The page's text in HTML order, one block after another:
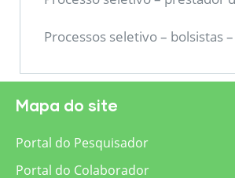
Processos seletivo – bolsistas
Mapa do site
Portal do Pesquisador
Portal do Colaborador